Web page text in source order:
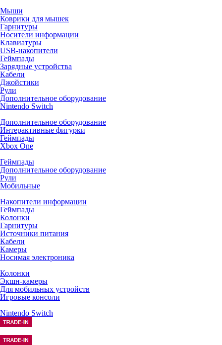
Мыши
Коврики для мышек
Гарнитуры
Носители информации
Клавиатуры
USB-накопители
Геймпады
Зарядные устройства
Кабели
Джойстики
Рули
Дополнительное оборудование
Nintendo Switch
Дополнительное оборудование
Интерактивные фигурки
Геймпады
Xbox One
Геймпады
Дополнительное оборудование
Рули
Мобильные
Накопители информации
Геймпады
Колонки
Гарнитуры
Источники питания
Кабели
Камеры
Носимая электроника
Колонки
Экшн-камеры
Для мобильных устройств
Игровые консоли
Nintendo Switch